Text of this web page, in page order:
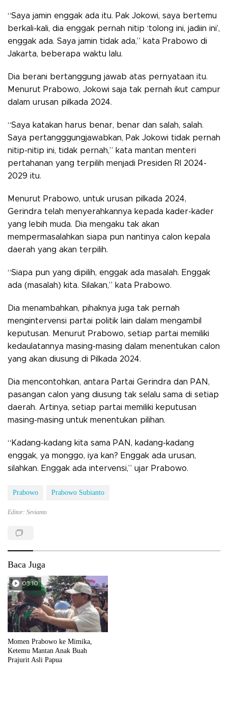
“Saya jamin enggak ada itu. Pak Jokowi, saya bertemu
berkali-kali, dia enggak pernah nitip ‘tolong ini, jadiin ini’,
enggak ada. Saya jamin tidak ada,” kata Prabowo di
Jakarta, beberapa waktu lalu.
Dia berani bertanggung jawab atas pernyataan itu.
Menurut Prabowo, Jokowi saja tak pernah ikut campur
dalam urusan pilkada 2024.
“Saya katakan harus benar, benar dan salah, salah.
Saya pertangggungjawabkan, Pak Jokowi tidak pernah
nitip-nitip ini, tidak pernah,” kata mantan menteri
pertahanan yang terpilih menjadi Presiden RI 2024-
2029 itu.
Menurut Prabowo, untuk urusan pilkada 2024,
Gerindra telah menyerahkannya kepada kader-kader
yang lebih muda. Dia mengaku tak akan
mempermasalahkan siapa pun nantinya calon kepala
daerah yang akan terpilih.
“Siapa pun yang dipilih, enggak ada masalah. Enggak
ada (masalah) kita. Silakan,” kata Prabowo.
Dia menambahkan, pihaknya juga tak pernah
mengintervensi partai politik lain dalam mengambil
keputusan. Menurut Prabowo, setiap partai memiliki
kedaulatannya masing-masing dalam menentukan calon
yang akan diusung di Pilkada 2024.
Dia mencontohkan, antara Partai Gerindra dan PAN,
pasangan calon yang diusung tak selalu sama di setiap
daerah. Artinya, setiap partai memiliki keputusan
masing-masing untuk menentukan pilihan.
“Kadang-kadang kita sama PAN, kadang-kadang
enggak, ya monggo, iya kan? Enggak ada urusan,
silahkan. Enggak ada intervensi,” ujar Prabowo.
Prabowo Prabowo Subianto
Editor: Sevianto
Baca Juga
03:10
Momen Prabowo ke Mimika,
Ketemu Mantan Anak Buah
Prajurit Asli Papua